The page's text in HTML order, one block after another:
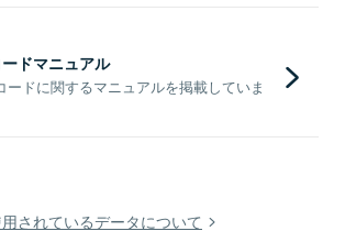
ドマニュアル
ードに関するマニュアルを掲載していま
されているデータについて